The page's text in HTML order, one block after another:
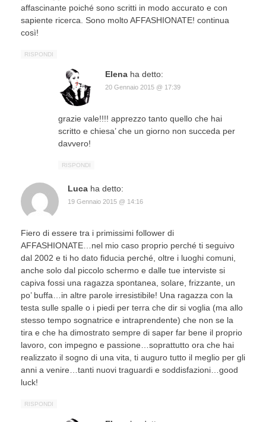
affascinante poiché sono scritti in modo accurato e con
sapiente ricerca. Sono molto AFFASHIONATE! continua
così!
RISPONDI
Elena ha detto:
20 Gennaio 2015 @ 17:39
grazie vale!!!! apprezzo tanto quello che hai
scritto e chiesa’ che un giorno non succeda per
davvero!
RISPONDI
Luca ha detto:
19 Gennaio 2015 @ 14:16
Fiero di essere tra i primissimi follower di
AFFASHIONATE…nel mio caso proprio perché ti seguivo
dal 2002 e ti ho dato fiducia perché, oltre i luoghi comuni,
anche solo dal piccolo schermo e dalle tue interviste si
capiva fossi una ragazza spontanea, solare, frizzante, un
po’ buffa…in altre parole irresistibile! Una ragazza con la
testa sulle spalle o i piedi per terra che dir si voglia (ma allo
stesso tempo sognatrice e intraprendente) che non se la
tira e che ha dimostrato sempre di saper far bene il proprio
lavoro, con impegno e passione…soprattutto ora che hai
realizzato il sogno di una vita, ti auguro tutto il meglio per gli
anni a venire…tanti nuovi traguardi e soddisfazioni…good
luck!
RISPONDI